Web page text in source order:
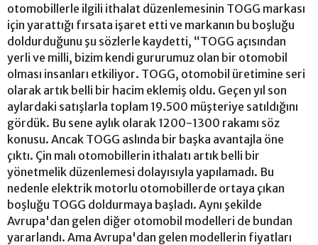
otomobillerle ilgili ithalat düzenlemesinin TOGG markası
için yarattığı fırsata işaret etti ve markanın bu boşluğu
doldurduğunu şu sözlerle kaydetti, “TOGG açısından
yerli ve milli, bizim kendi gururumuz olan bir otomobil
olması insanları etkiliyor. TOGG, otomobil üretimine seri
olarak artık belli bir hacim eklemiş oldu. Geçen yıl son
aylardaki satışlarla toplam 19.500 müşteriye satıldığını
gördük. Bu sene aylık olarak 1200-1300 rakamı söz
konusu. Ancak TOGG aslında bir başka avantajla öne
çıktı. Çin malı otomobillerin ithalatı artık belli bir
yönetmelik düzenlemesi dolayısıyla yapılamadı. Bu
nedenle elektrik motorlu otomobillerde ortaya çıkan
boşluğu TOGG doldurmaya başladı. Aynı şekilde
Avrupa'dan gelen diğer otomobil modelleri de bundan
yararlandı. Ama Avrupa'dan gelen modellerin fiyatları